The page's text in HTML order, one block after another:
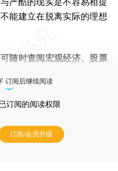
能建立在脱离实际的理想
可随时查阅宏观经济、股票
订阅后继续阅读
订阅的阅读权限
订阅/会员升级